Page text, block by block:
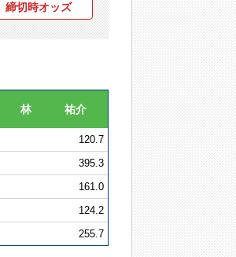
締切時オッズ
林 祐介
120.7
395.3
161.0
124.2
255.7